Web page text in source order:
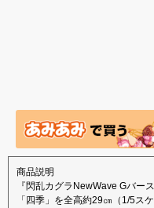
商品説明
『閃乱カグラNewWave Gバー
「四季」を全高約29㎝（1/5ス